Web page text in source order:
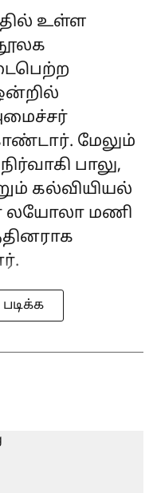
உள்ள
மேலும்
பாலு,
கல்வியியல்
லயோலா மணி